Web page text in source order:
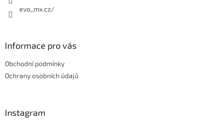
evo_mx.cz/
Informace pro vás
Obchodní podmínky
Ochrany osobních údajů
Instagram